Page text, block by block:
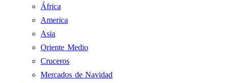
África
America
Asia
Oriente Medio
Cruceros
Mercados de Navidad